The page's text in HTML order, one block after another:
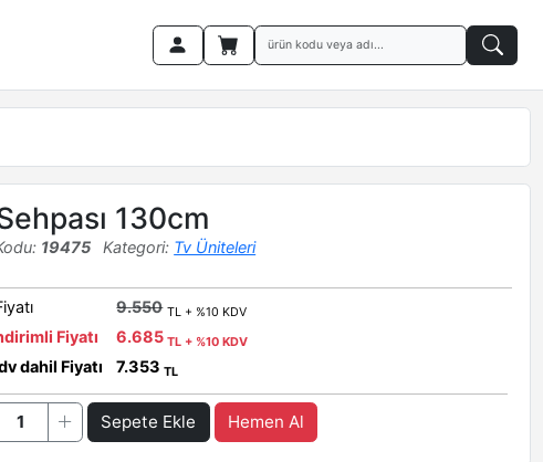
130cm
19475 Kategori: Tv Üniteleri
9.550 TL + %10 KDV
Fiyatı 6.685TL + %10 KDV
dahil Fiyatı 7.353TL
Sepete Ekle Hemen Al